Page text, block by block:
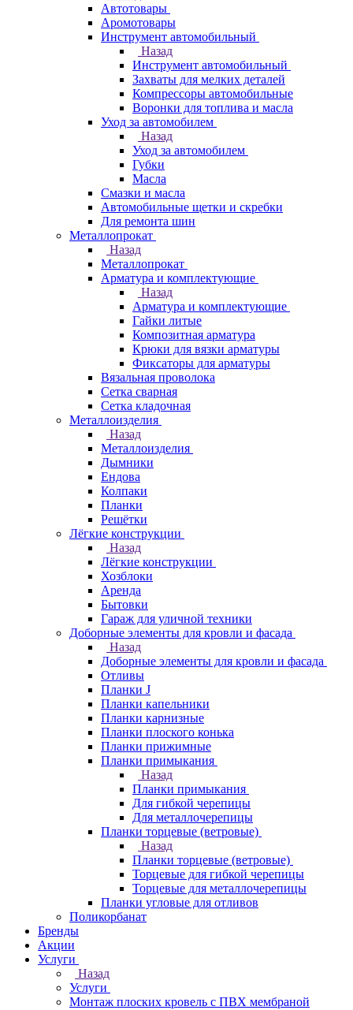
Автотовары
Аромотовары
Инструмент автомобильный
Назад
Инструмент автомобильный
Захваты для мелких деталей
Компрессоры автомобильные
Воронки для топлива и масла
Уход за автомобилем
Назад
Уход за автомобилем
Губки
Масла
Смазки и масла
Автомобильные щетки и скребки
Для ремонта шин
Металлопрокат
Назад
Металлопрокат
Арматура и комплектующие
Назад
Арматура и комплектующие
Гайки литые
Композитная арматура
Крюки для вязки арматуры
Фиксаторы для арматуры
Вязальная проволока
Сетка сварная
Сетка кладочная
Металлоизделия
Назад
Металлоизделия
Дымники
Ендова
Колпаки
Планки
Решётки
Лёгкие конструкции
Назад
Лёгкие конструкции
Хозблоки
Аренда
Бытовки
Гараж для уличной техники
Доборные элементы для кровли и фасада
Назад
Доборные элементы для кровли и фасада
Отливы
Планки J
Планки капельники
Планки карнизные
Планки плоского конька
Планки прижимные
Планки примыкания
Назад
Планки примыкания
Для гибкой черепицы
Для металлочерепицы
Планки торцевые (ветровые)
Назад
Планки торцевые (ветровые)
Торцевые для гибкой черепицы
Торцевые для металлочерепицы
Планки угловые для отливов
Поликорбанат
Бренды
Акции
Услуги
Назад
Услуги
Монтаж плоских кровель с ПВХ мембраной